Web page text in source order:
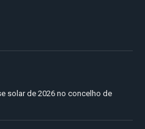
solar de 2026 no concelho de